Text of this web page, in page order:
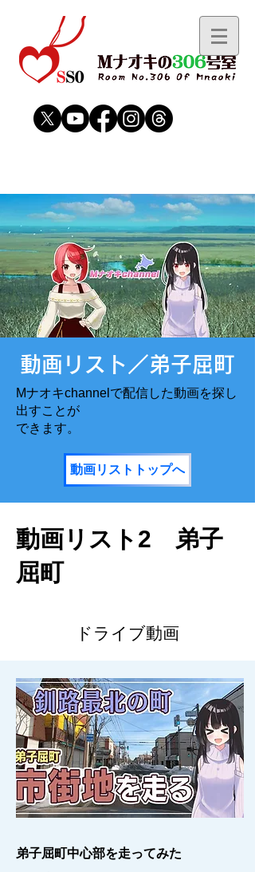
​動画リスト／弟子屈町
Mナオキchannelで配信した動画を探し
出すことが
​できます。
動画リストトップへ
動画リスト2 弟子
屈町
ドライブ動画
弟子屈町中心部を走ってみた